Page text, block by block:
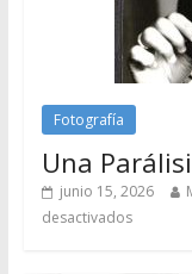
Fotografía
Una
junio 15, 2026
desactivados